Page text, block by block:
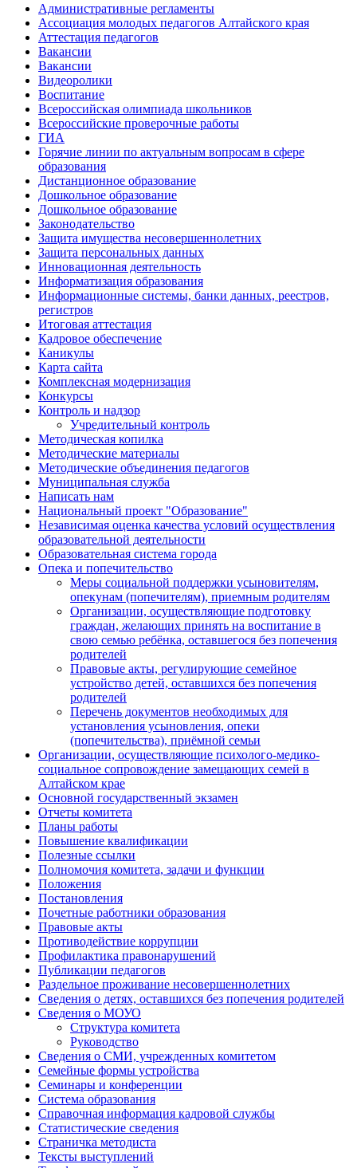
Административные регламенты
Ассоциация молодых педагогов Алтайского края
Аттестация педагогов
Вакансии
Вакансии
Видеоролики
Воспитание
Всероссийская олимпиада школьников
Всероссийские проверочные работы
ГИА
Горячие линии по актуальным вопросам в сфере
образования
Дистанционное образование
Дошкольное образование
Дошкольное образование
Законодательство
Защита имущества несовершеннолетних
Защита персональных данных
Инновационная деятельность
Информатизация образования
Информационные системы, банки данных, реестров,
регистров
Итоговая аттестация
Кадровое обеспечение
Каникулы
Карта сайта
Комплексная модернизация
Конкурсы
Контроль и надзор
Учредительный контроль
Методическая копилка
Методические материалы
Методические объединения педагогов
Муниципальная служба
Написать нам
Национальный проект "Образование"
Независимая оценка качества условий осуществления
образовательной деятельности
Образовательная система города
Опека и попечительство
Меры социальной поддержки усыновителям,
опекунам (попечителям), приемным родителям
Организации, осуществляющие подготовку
граждан, желающих принять на воспитание в
свою семью ребёнка, оставшегося без попечения
родителей
Правовые акты, регулирующие семейное
устройство детей, оставшихся без попечения
родителей
Перечень документов необходимых для
установления усыновления, опеки
(попечительства), приёмной семьи
Организации, осуществляющие психолого-медико-
социальное сопровождение замещающих семей в
Алтайском крае
Основной государственный экзамен
Отчеты комитета
Планы работы
Повышение квалификации
Полезные ссылки
Полномочия комитета, задачи и функции
Положения
Постановления
Почетные работники образования
Правовые акты
Противодействие коррупции
Профилактика правонарушений
Публикации педагогов
Раздельное проживание несовершеннолетних
Сведения о детях, оставшихся без попечения родителей
Сведения о МОУО
Структура комитета
Руководство
Сведения о СМИ, учрежденных комитетом
Семейные формы устройства
Семинары и конференции
Система образования
Справочная информация кадровой службы
Статистические сведения
Страничка методиста
Тексты выступлений